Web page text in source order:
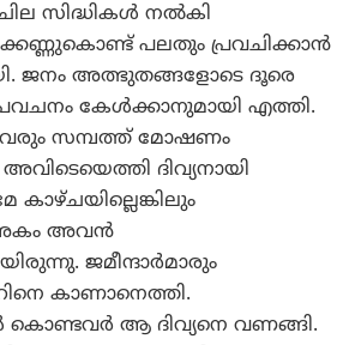
സിദ്ധികള്‍ നല്‍കി
പലതും പ്രവചിക്കാന്‍
ജനം അത്ഭുതങ്ങളോടെ ദൂരെ
കേള്‍ക്കാനുമായി എത്തി.
സമ്പത്ത് മോഷണം
ദിവ്യനായി
കാഴ്ചയില്ലെങ്കിലും
അകം അവന്‍
ജമീന്ദാര്‍മാരും
കാണാനെത്തി.
ആ ദിവ്യനെ വണങ്ങി.